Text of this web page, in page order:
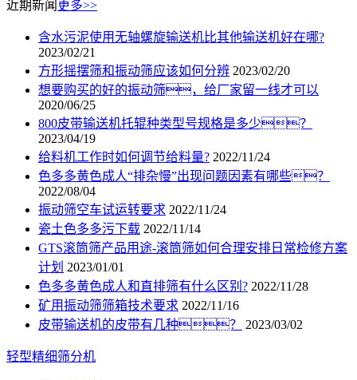
近期新闻 更多>>
含水污泥使用无轴螺旋输送机比其他输送机好在哪?
2023/02/21
方形摇摆筛和振动筛应该如何分辨 2023/02/20
想要购买的好的振动筛，给厂家留一线才可以
2020/06/25
800皮带输送机托辊种类型号规格是多少？
2023/04/19
给料机工作时如何调节给料量? 2022/11/24
色多多黄色成人“排杂慢”出现问题因素有哪些？
2022/08/04
振动筛空车试运转要求 2022/11/24
瓷土色多多污下载 2022/11/14
GTS滚筒筛产品用途-滚筒筛如何合理安排日常检修方案
计划 2023/01/01
色多多黄色成人和直排筛有什么区别? 2022/11/28
矿用振动筛筛箱技术要求 2022/11/16
皮带输送机的皮带有几种？
2023/03/02
轻型精细筛分机